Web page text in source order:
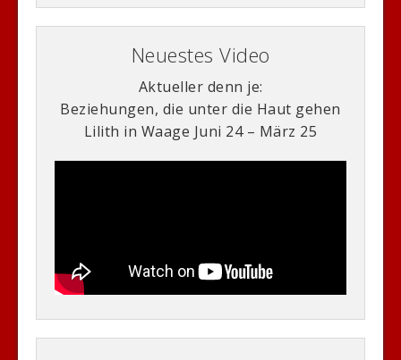
Neuestes Video
Aktueller denn je:
Beziehungen, die unter die Haut gehen
Lilith in Waage Juni 24 – März 25